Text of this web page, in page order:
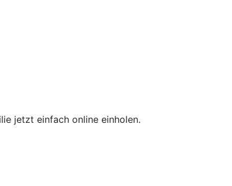
jetzt einfach online einholen.